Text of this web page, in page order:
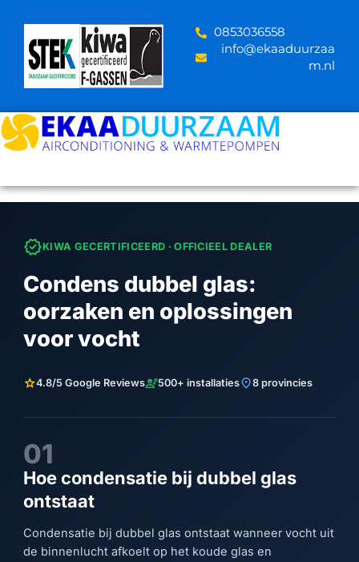
content
‪0853036558
info@ekaaduurzaa
m.nl
verifiedKIWA GECERTIFICEERD · OFFICIEEL DEALER
Condens dubbel glas:
oorzaken en oplossingen
voor vocht
star4.8/5 Google Reviewsengineering500+ installatieslocation_on8 provincies
01
Hoe condensatie bij dubbel glas
ontstaat
Condensatie bij dubbel glas ontstaat wanneer vocht uit
de binnenlucht afkoelt op het koude glas en